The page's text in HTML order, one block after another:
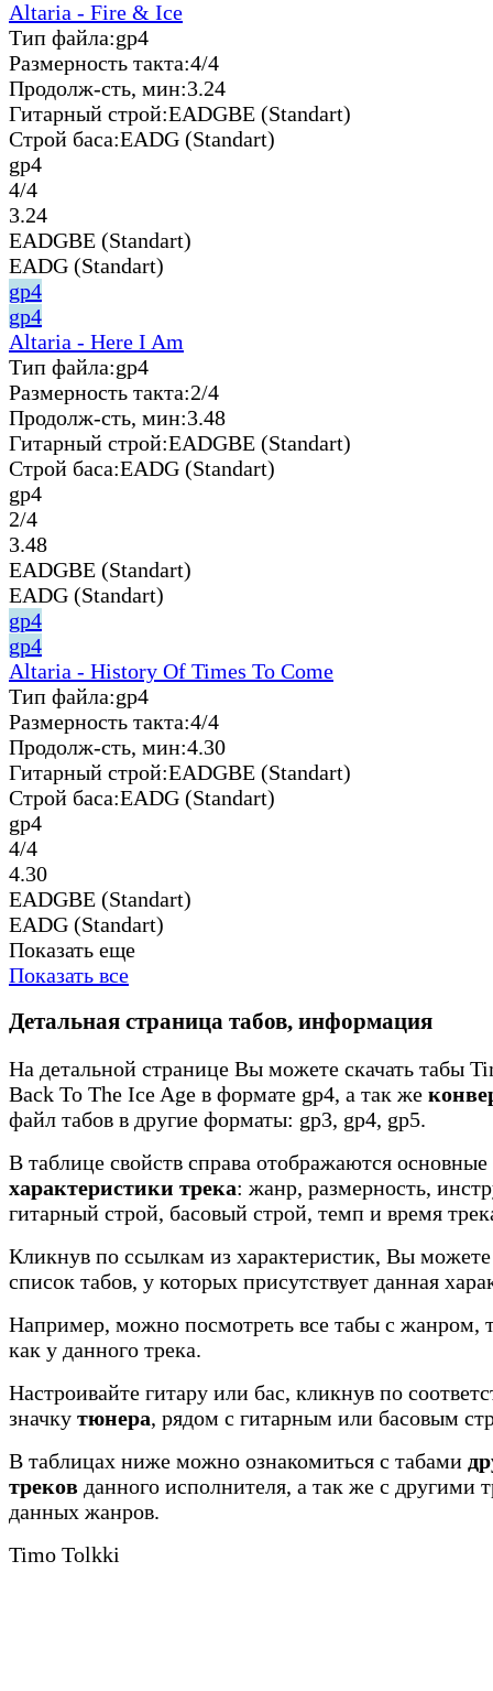
Altaria - Fire & Ice
Тип файла:gp4
Размерность такта:4/4
Продолж-сть, мин:3.24
Гитарный строй:EADGBE (Standart)
Строй баса:EADG (Standart)
gp4
4/4
3.24
EADGBE (Standart)
EADG (Standart)
gp4
gp4
Altaria - Here I Am
Тип файла:gp4
Размерность такта:2/4
Продолж-сть, мин:3.48
Гитарный строй:EADGBE (Standart)
Строй баса:EADG (Standart)
gp4
2/4
3.48
EADGBE (Standart)
EADG (Standart)
gp4
gp4
Altaria - History Of Times To Come
Тип файла:gp4
Размерность такта:4/4
Продолж-сть, мин:4.30
Гитарный строй:EADGBE (Standart)
Строй баса:EADG (Standart)
gp4
4/4
4.30
EADGBE (Standart)
EADG (Standart)
Показать еще
Показать все
Детальная страница табов, информация
На детальной странице Вы можете скачать табы
Back To The Ice Age в формате gp4, а так же
файл табов в другие форматы: gp3, gp4, gp5.
В таблице свойств справа отображаются основные
характеристики трека: жанр, размерность,
гитарный строй, басовый строй, темп и время
Кликнув по ссылкам из характеристик, Вы
список табов, у которых присутствует данная
Например, можно посмотреть все табы с жанром,
как у данного трека.
Настроивайте гитару или бас, кликнув по
значку тюнера, рядом с гитарным или басовым
В таблицах ниже можно ознакомиться с табами
треков данного исполнителя, а так же с другими
данных жанров.
Timo Tolkki